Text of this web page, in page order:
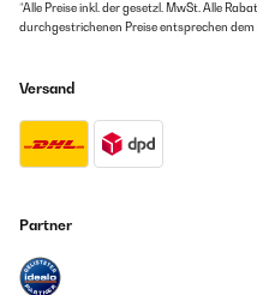
*Alle Preise inkl. der gesetzl. MwSt. Alle
durchgestrichenen Preise entsprechen
Versand
Partner